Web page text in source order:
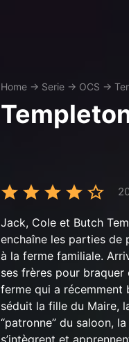
Home → Serie → OCS →
Jack, Cole et Butch
enchaîne les parties de
à la ferme familiale.
ses frères pour braquer
ferme qui a récemment
séduit la fille du Maire,
“patronne” du saloon,
s’intègrent et